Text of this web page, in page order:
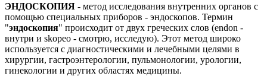
ЭНДОСКОПИЯ - метод исследования внутренних органов с
помощью специальных приборов - эндоскопов. Термин
"эндоскопия" происходит от двух греческих слов (endon -
внутри и skopeo - смотрю, исследую). Этот метод широко
используется с диагностическими и лечебными целями в
хирургии, гастроэнтерологии, пульмонологии, урологии,
гинекологии и других областях медицины.